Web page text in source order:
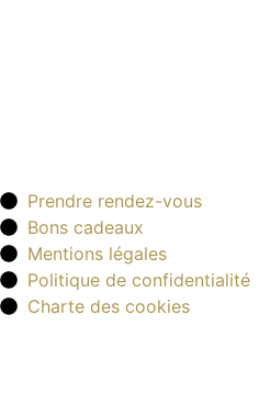
Prendre rendez-vous
Bons cadeaux
Mentions légales
Politique de confidentialité
Charte des cookies